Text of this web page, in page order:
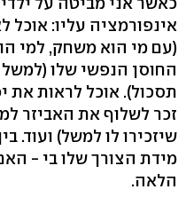
אינפורמציה עליו: אוכל
(עם מי הוא משחק, למי
החוסן הנפשי שלו
תסכול). אוכל לראות את
זכר לשלוף את האביזר
שיזכירו לו למשל) ועוד.
מידת הצורך שלו בי -
הלאה.